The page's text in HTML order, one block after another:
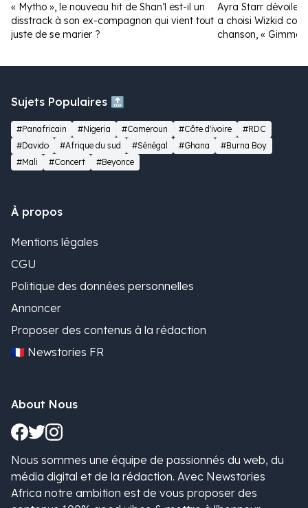
« Mytho », le nouveau hit de Shan’l est-il un
disstrack à son ex-compagnon qui vient tout
juste de se marier ?
Ayra Starr dévoile
a choisi Wizkid
chanson, « Gimme
Sujets Populaires 🔝
#Panafricain #Nigeria #Cameroun #Côte d'ivoire
#RDC
#Davido
#Afrique du sud #Sénégal #Ghana
#Burna Boy
#Mali
#Concert #Beyonce
À propos
Mentions légales
CGU
Politique des données personnelles
Annoncer
Proposer des contenus à la rédaction
🇫🇷 Newstories FR
About Nous
Nous sommes une équipe de passionnés du web, du
média digital et de la rédaction. Avec Newstories
Africa notre ambition est de vous proposer des